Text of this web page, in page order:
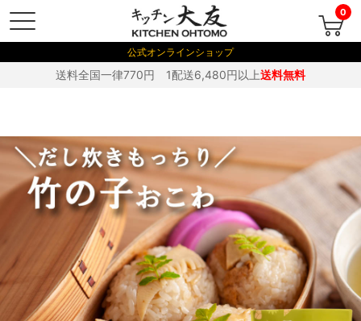
0
公式オンラインショップ
送料全国一律770円 1配送6,480円以上送料無料